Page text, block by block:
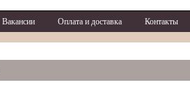
Вакансии Оплата и доставка Контакты